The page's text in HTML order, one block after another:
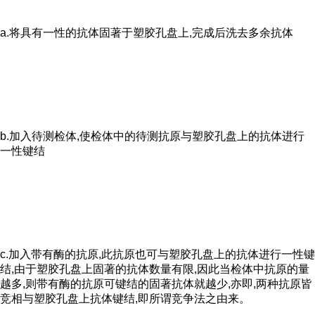
a.将具有一性的抗体固著于塑胶孔盘上,完成后洗去多余抗体
b.加入待测检体,使检体中的待测抗原与塑胶孔盘上的抗体进行
一性键结
c.加入带有酶的抗原,此抗原也可与塑胶孔盘上的抗体进行一性键
结,由于塑胶孔盘上固著的抗体数量有限,因此当检体中抗原的量
越多,则带有酶的抗原可键结的固著抗体就越少,亦即,两种抗原皆
竞相与塑胶孔盘上抗体键结,即所谓竞争法之由来。